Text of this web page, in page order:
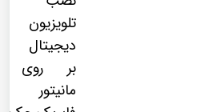
تلویزیون
دیجیتال
بر روی
مانیتور